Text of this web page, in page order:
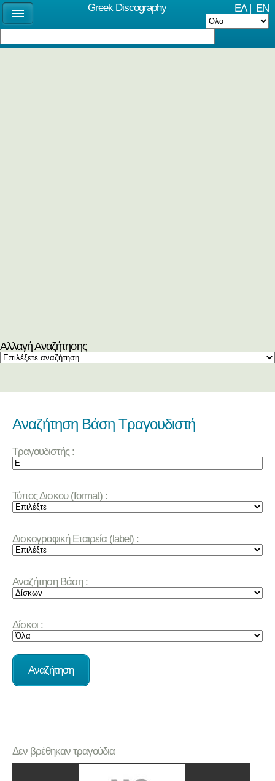
ΕΛ| EN
Αλλαγή Αναζήτησης
Αναζήτηση Βάση Τραγουδιστή
Τραγουδιστής :
Τύπος Δισκου (format) :
Δισκογραφική Εταιρεία (label) :
Αναζήτηση Βάση :
Δίσκοι :
Δεν βρέθηκαν τραγούδια
Greek Discography